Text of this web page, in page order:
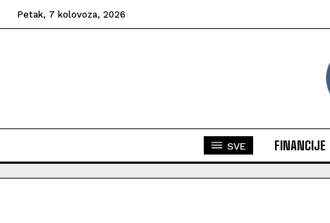
Petak, 7 kolovoza, 2026
SVE FINANCIJE